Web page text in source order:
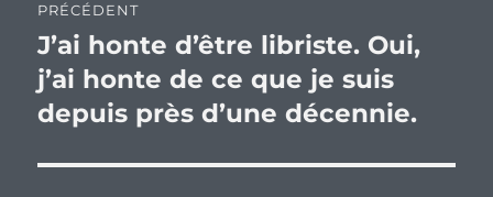
de
l’article
PRÉCÉDENT
Publication
précédente :
J’ai honte d’être libriste. Oui,
j’ai honte de ce que je suis
depuis près d’une décennie.